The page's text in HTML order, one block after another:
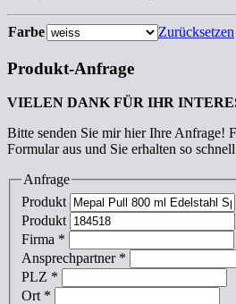
Farbe Zurücksetzen
Produkt-Anfrage
VIELEN DANK FÜR IHR
Bitte senden Sie mir hier Ihre Anfrage!
Formular aus und Sie erhalten so
Anfrage
Produkt
Produkt
Firma *
Ansprechpartner *
PLZ *
Ort *